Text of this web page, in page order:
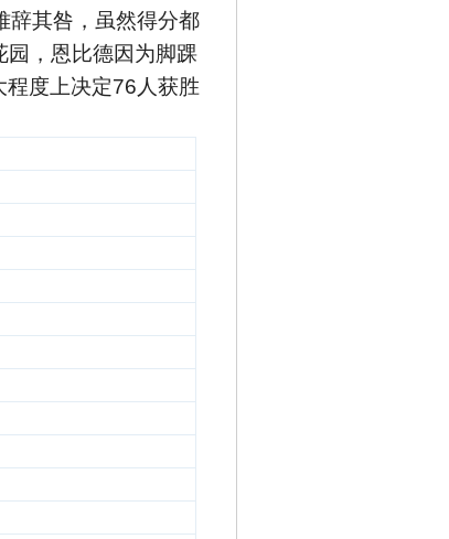
辞其咎，虽然得分都
园，恩比德因为脚踝
度上决定76人获胜